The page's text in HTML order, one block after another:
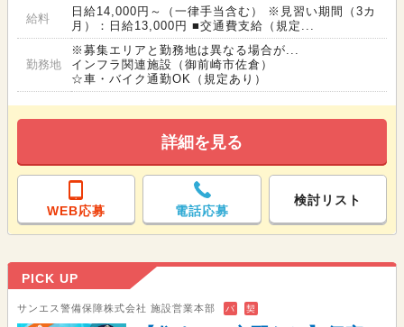
給料
日給14,000円～（一律手当含む） ※見習い期間（3カ
月）：日給13,000円 ■交通費支給（規定...
勤務地
※募集エリアと勤務地は異なる場合が...
インフラ関連施設（御前崎市佐倉）
☆車・バイク通勤OK（規定あり）
詳細を見る
WEB応募 電話応募
検討リスト
PICK UP
サンエス警備保障株式会社 施設営業本部 バ 契